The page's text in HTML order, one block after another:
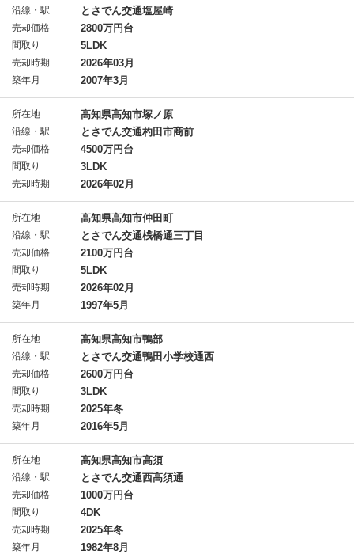
沿線・駅 とさでん交通塩屋崎
売却価格 2800万円台
間取り 5LDK
売却時期 2026年03月
築年月 2007年3月
所在地 高知県高知市塚ノ原
沿線・駅 とさでん交通杓田市商前
売却価格 4500万円台
間取り 3LDK
売却時期 2026年02月
所在地 高知県高知市仲田町
沿線・駅 とさでん交通桟橋通三丁目
売却価格 2100万円台
間取り 5LDK
売却時期 2026年02月
築年月 1997年5月
所在地 高知県高知市鴨部
沿線・駅 とさでん交通鴨田小学校通西
売却価格 2600万円台
間取り 3LDK
売却時期 2025年冬
築年月 2016年5月
所在地 高知県高知市高須
沿線・駅 とさでん交通西高須通
売却価格 1000万円台
間取り 4DK
売却時期 2025年冬
築年月 1982年8月